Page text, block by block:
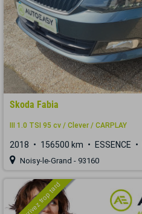
Skoda Fabia
III 1.0 TSI 95 cv / Clever / CARPLAY
2018 156500 km ESSENCE
Noisy-le-Grand - 93160